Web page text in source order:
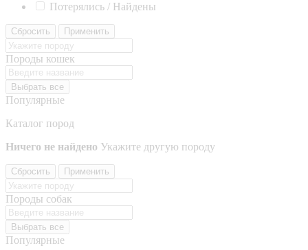
Потерялись / Найдены
Сбросить Применить
Породы кошек
Выбрать все
Популярные
Каталог пород
Ничего не найдено Укажите другую породу
Сбросить Применить
Породы собак
Выбрать все
Популярные